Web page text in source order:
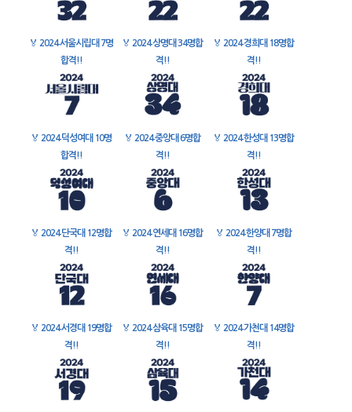
🏅 2024 서울시립대 7명
합격!!
🏅 2024 상명대 34명합
격!!
🏅 2024 경희대 18명합
격!!
🏅 2024 덕성여대 10명
합격!!
🏅 2024 중앙대 6명합
격!!
🏅 2024 한성대 13명합
격!!
🏅 2024 단국대 12명합
격!!
🏅 2024 연세대 16명합
격!!
🏅 2024 한양대 7명합
격!!
🏅 2024 서경대 19명합
격!!
🏅 2024 삼육대 15명합
격!!
🏅 2024 가천대 14명합
격!!